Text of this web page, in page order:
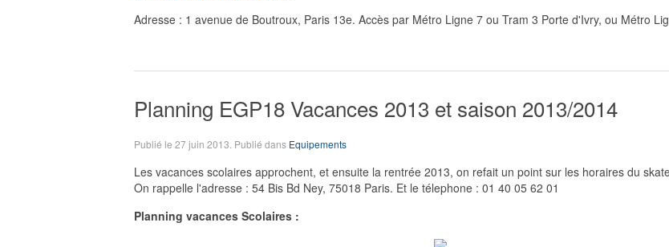
Adresse : 1 avenue de Boutroux, Paris 13e. Accès par Métro Ligne 7 ou Tram 3 Porte d'Ivry, ou Métro
Planning EGP18 Vacances 2013 et saison 2013/2014
Publié le 27 juin 2013 . Publié dans Equipements
Les vacances scolaires approchent, et ensuite la rentrée 2013, on refait un point sur les horaires du
On rappelle l'adresse : 54 Bis Bd Ney, 75018 Paris. Et le télephone : 01 40 05 62 01
Planning vacances Scolaires :